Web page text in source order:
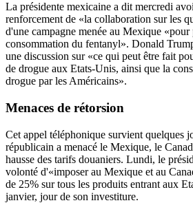
La présidente mexicaine a dit mercredi
renforcement de «la collaboration sur les
d'une campagne menée au Mexique «pour
consommation du fentanyl». Donald
une discussion sur «ce qui peut être fait
de drogue aux Etats-Unis, ainsi que la
drogue par les Américains».
Menaces de rétorsion
Cet appel téléphonique survient quelques
républicain a menacé le Mexique, le
hausse des tarifs douaniers. Lundi, le
volonté d'«imposer au Mexique et au
de 25% sur tous les produits entrant aux
janvier, jour de son investiture.